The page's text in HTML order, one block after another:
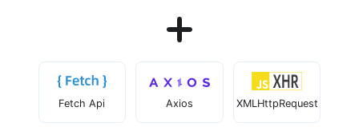
Fetch Api Axios XMLHttpRequest